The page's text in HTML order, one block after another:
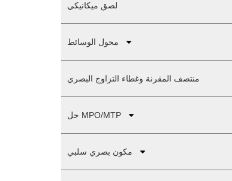
لصق ميكانيكي
محول الوسائط
منتصف المقرنة وغطاء التزاوج البصري
حل MPO/MTP
مكون بصري سلبي